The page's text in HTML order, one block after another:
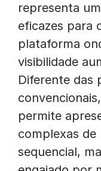
representa
eficazes para
plataforma
visibilidade
Diferente das
permite
complexas de
sequencial,